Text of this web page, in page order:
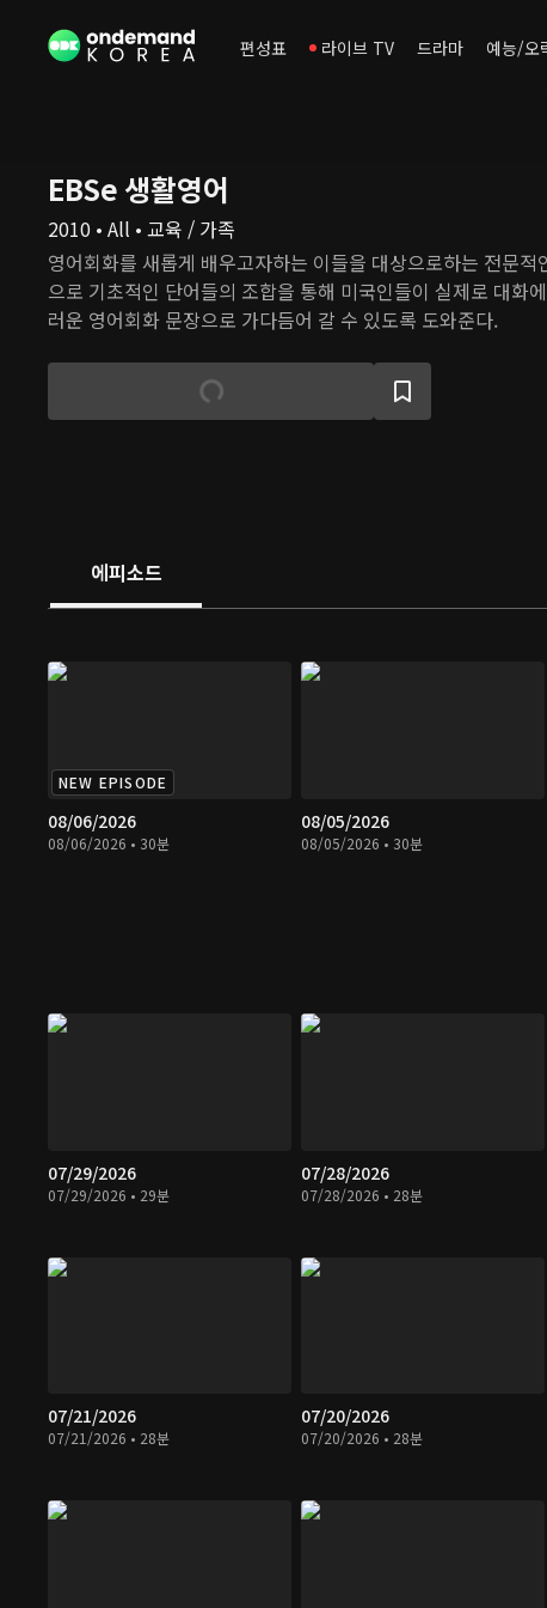
편성표 라이브 TV 드라마 예능/오
EBSe 생활영어
2010 • All • 교육 / 가족
영어회화를 새롭게 배우고자하는 이들을 대상으로하는 전문적
으로 기초적인 단어들의 조합을 통해 미국인들이 실제로 대화
러운 영어회화 문장으로 가다듬어 갈 수 있도록 도와준다.
에피소드
NEW EPISODE
08/06/2026
08/06/2026 • 30분
08/05/2026
08/05/2026 • 30분
07/29/2026
07/29/2026 • 29분
07/28/2026
07/28/2026 • 28분
07/21/2026
07/21/2026 • 28분
07/20/2026
07/20/2026 • 28분